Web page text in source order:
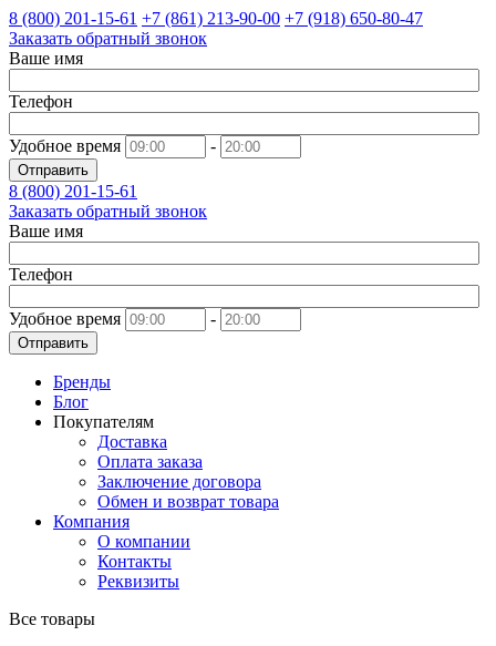
8 (800) 201-15-61 +7 (861) 213-90-00 +7 (918) 650-80-47
Заказать обратный звонок
Ваше имя
Телефон
Удобное время -
Отправить
8 (800) 201-15-61
Заказать обратный звонок
Ваше имя
Телефон
Удобное время -
Отправить
Бренды
Блог
Покупателям
Доставка
Оплата заказа
Заключение договора
Обмен и возврат товара
Компания
О компании
Контакты
Реквизиты
Все товары